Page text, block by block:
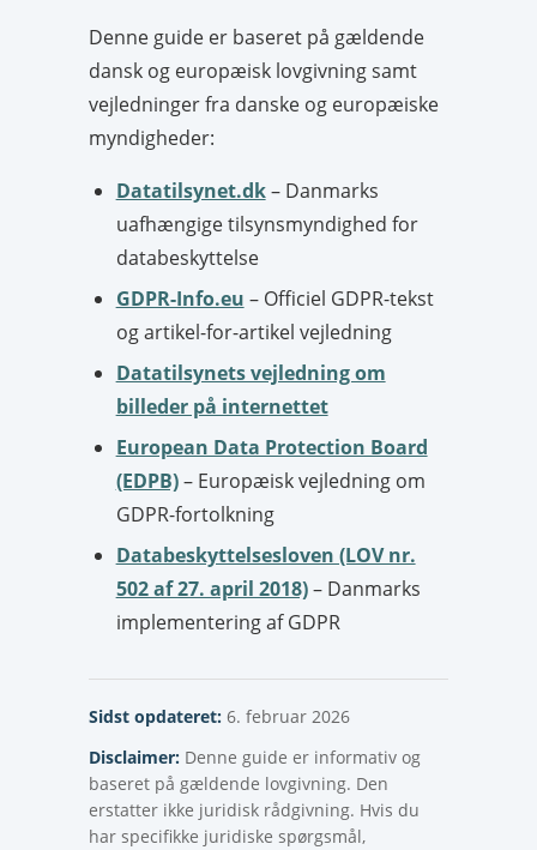
Denne guide er baseret på gældende
dansk og europæisk lovgivning samt
vejledninger fra danske og europæiske
myndigheder:
Datatilsynet.dk– Danmarks
uafhængige tilsynsmyndighed for
databeskyttelse
GDPR-Info.eu – Officiel GDPR-tekst
og artikel-for-artikel vejledning
Datatilsynets vejledning om
billeder på internettet
European Data Protection Board
(EDPB)– Europæisk vejledning om
GDPR-fortolkning
Databeskyttelsesloven (LOV nr.
502 af 27. april 2018)– Danmarks
implementering af GDPR
Sidst opdateret:6. februar 2026
Disclaimer:Denne guide er informativ og
baseret på gældende lovgivning. Den
erstatter ikke juridisk rådgivning. Hvis du
har specifikke juridiske spørgsmål,